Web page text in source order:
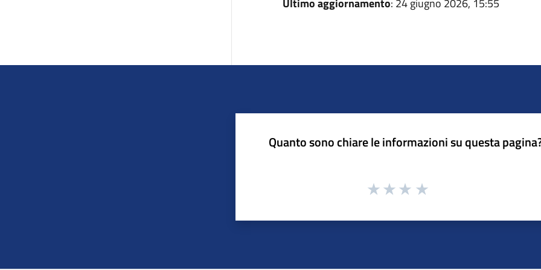
Ultimo aggiornamento: 24 giugno 2026, 15:55
Quanto sono chiare le informazioni su questa